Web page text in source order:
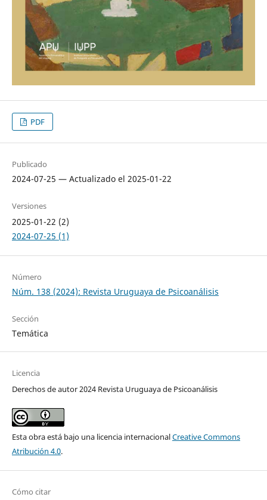
PDF
Publicado
2024-07-25 — Actualizado el 2025-01-22
Versiones
2025-01-22 (2)
2024-07-25 (1)
Número
Núm. 138 (2024): Revista Uruguaya de Psicoanálisis
Sección
Temática
Licencia
Derechos de autor 2024 Revista Uruguaya de Psicoanálisis
Esta obra está bajo una licencia internacionalCreative Commons
Atribución 4.0.
Cómo citar